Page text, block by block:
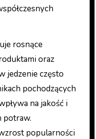
rosnące
oraz
jedzenie często
pochodzących
na jakość i
potraw.
popularności